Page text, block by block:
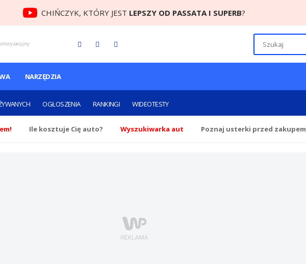
CHIŃCZYK, KTÓRY JEST LEPSZY OD PASSATA I SUPERB?
OGŁOSZENIA RANKINGI WIDEOTESTY
NARZĘDZIA
Ile kosztuje Cię auto? Wyszukiwarka aut Poznaj usterki przed zakupem